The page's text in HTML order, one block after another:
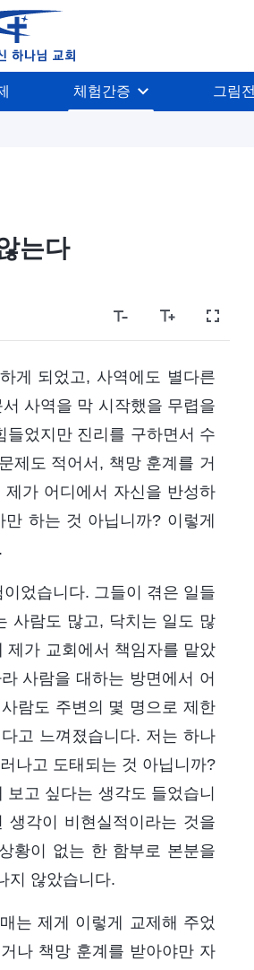
체험간증 그림전
는다
게 되었고, 사역에도 별다른
사역을 막 시작했을 무렵을
었지만 진리를 구하면서 수
제도 적어서, 책망 훈계를 거
가 어디에서 자신을 반성하
하는 것 아닙니까? 이렇게
었습니다. 그들이 겪은 일들
사람도 많고, 닥치는 일도 많
제가 교회에서 책임자를 맡았
사람을 대하는 방면에서 어
람도 주변의 몇 명으로 제한
고 느껴졌습니다. 저는 하나
나고 도태되는 것 아닙니까?
고 싶다는 생각도 들었습니
각이 비현실적이라는 것을
황이 없는 한 함부로 본분을
지 않았습니다.
는 제게 이렇게 교제해 주었
나 책망 훈계를 받아야만 자